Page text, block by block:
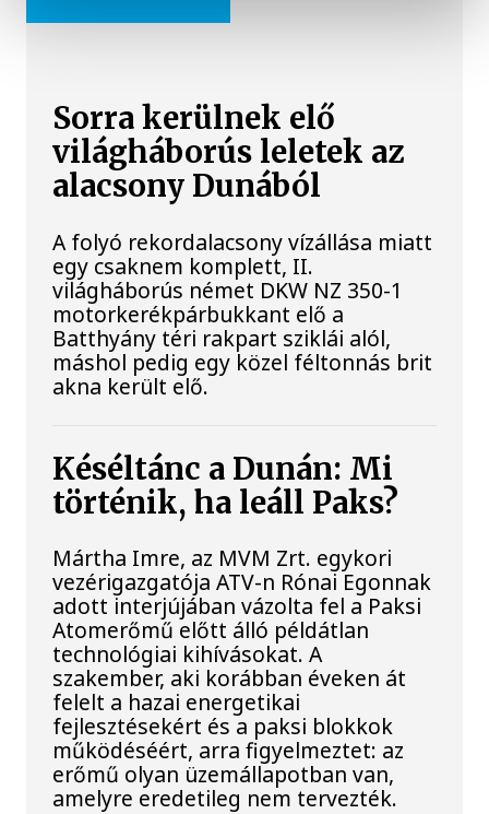
Sorra kerülnek elő
világháborús leletek az
alacsony Dunából
A folyó rekordalacsony vízállása miatt
egy csaknem komplett, II.
világháborús német DKW NZ 350-1
motorkerékpárbukkant elő a
Batthyány téri rakpart sziklái alól,
máshol pedig egy közel féltonnás brit
akna került elő.
Késéltánc a Dunán: Mi
történik, ha leáll Paks?
Mártha Imre, az MVM Zrt. egykori
vezérigazgatója ATV-n Rónai Egonnak
adott interjújában vázolta fel a Paksi
Atomerőmű előtt álló példátlan
technológiai kihívásokat. A
szakember, aki korábban éveken át
felelt a hazai energetikai
fejlesztésekért és a paksi blokkok
működéséért, arra figyelmeztet: az
erőmű olyan üzemállapotban van,
amelyre eredetileg nem tervezték.